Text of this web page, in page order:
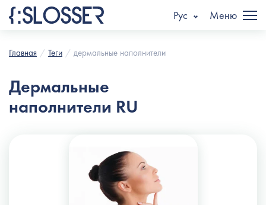
Рус Меню
Главная Теги дермальные наполнители
Дермальные
наполнители RU